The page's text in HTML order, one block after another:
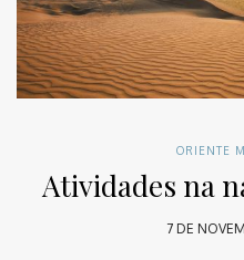
ORIENTE
Atividades na
7 DE